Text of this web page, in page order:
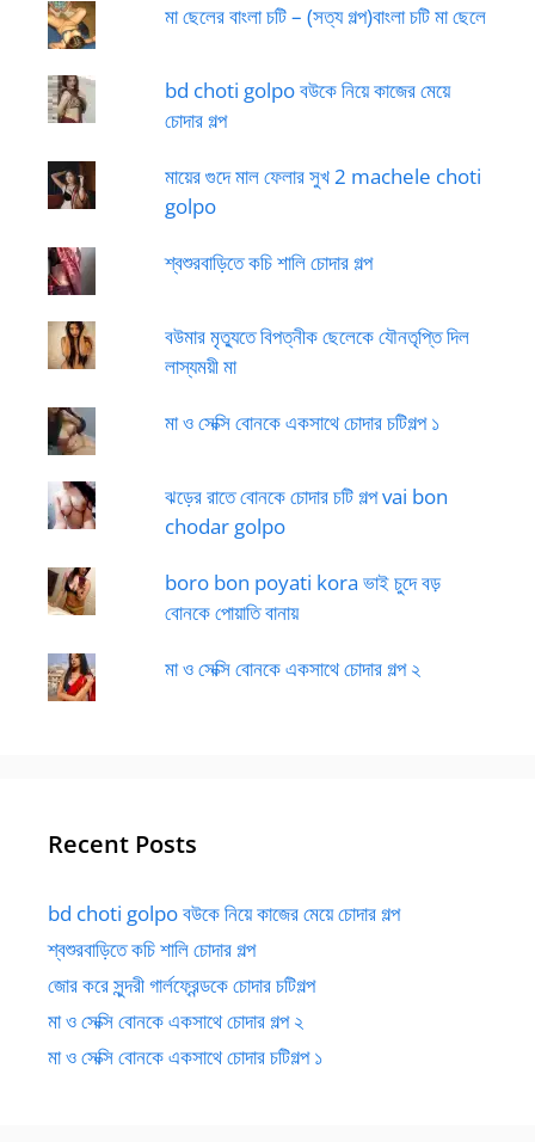
মা ছেলের বাংলা চটি – (সত্য গল্প)বাংলা চটি মা ছেলে
bd choti golpo বউকে নিয়ে কাজের মেয়ে
চোদার গল্প
মায়ের গুদে মাল ফেলার সুখ 2 machele choti
golpo
শ্বশুরবাড়িতে কচি শালি চোদার গল্প
বউমার মৃত্যুতে বিপত্নীক ছেলেকে যৌনতৃপ্তি দিল
লাস্যময়ী মা
মা ও সেক্সি বোনকে একসাথে চোদার চটিগল্প ১
ঝড়ের রাতে বোনকে চোদার চটি গল্প vai bon
chodar golpo
boro bon poyati kora ভাই চুদে বড়
বোনকে পোয়াতি বানায়
মা ও সেক্সি বোনকে একসাথে চোদার গল্প ২
Recent Posts
bd choti golpo বউকে নিয়ে কাজের মেয়ে চোদার গল্প
শ্বশুরবাড়িতে কচি শালি চোদার গল্প
জোর করে সুন্দরী গার্লফ্রেন্ডকে চোদার চটিগল্প
মা ও সেক্সি বোনকে একসাথে চোদার গল্প ২
মা ও সেক্সি বোনকে একসাথে চোদার চটিগল্প ১